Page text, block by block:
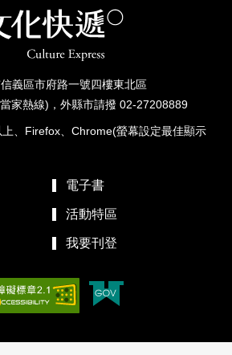
義區市府路一號四樓東北區
家熱線)，外縣市請撥 02-27208889
、Firefox、Chrome(螢幕設定最佳顯示
電子書
活動特區
我要刊登